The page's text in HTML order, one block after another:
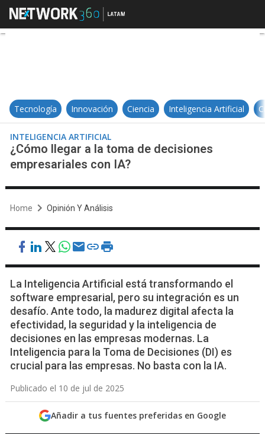
¿Cómo llegar a la toma de
Tecnología Innovación Ciencia Inteligencia Artificial
INTELIGENCIA ARTIFICIAL
¿Cómo llegar a la toma de decisiones
empresariales con IA?
Home Opinión Y Análisis
La Inteligencia Artificial está transformando el
software empresarial, pero su integración es un
desafío. Ante todo, la madurez digital afecta la
efectividad, la seguridad y la inteligencia de
decisiones en las empresas modernas. La
Inteligencia para la Toma de Decisiones (DI) es
crucial para las empresas. No basta con la IA.
Publicado el 10 de jul de 2025
Añadir a tus fuentes preferidas en Google